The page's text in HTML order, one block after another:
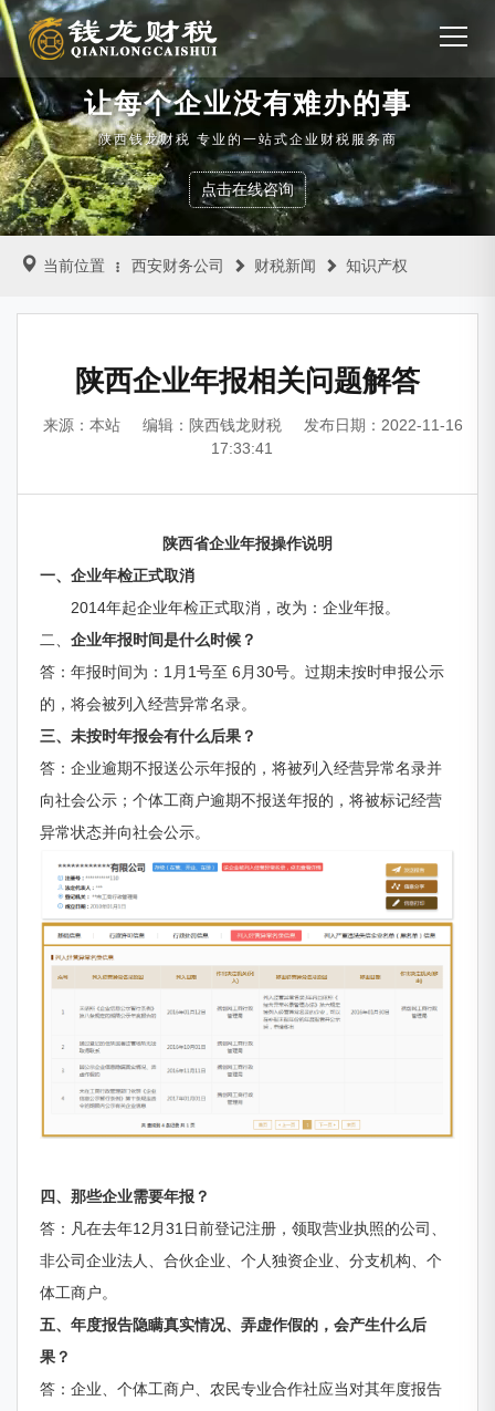
让每个企业没有难办的事
陕西钱龙财税 专业的一站式企业财税服务商
点击在线咨询
当前位置 西安财务公司 财税新闻 知识产权
陕西企业年报相关问题解答
来源：本站 编辑：陕西钱龙财税
发布日期：2022-11-16
17:33:41
陕西省企业年报操作说明
一、企业年检正式取消
2014年起企业年检正式取消，改为：企业年报。
二、 企业年报时间是什么时候？
答：年报时间为：1月1号至 6月30号。过期未按时申报公示
的，将会被列入经营异常名录。
三、未按时年报会有什么后果？
答：企业逾期不报送公示年报的，将被列入经营异常名录并
向社会公示；个体工商户逾期不报送年报的，将被标记经营
异常状态并向社会公示。
四、那些企业需要年报？
答：凡在去年12月31日前登记注册，领取营业执照的公司、
非公司企业法人、合伙企业、个人独资企业、分支机构、个
体工商户。
五、年度报告隐瞒真实情况、弄虚作假的，会产生什么后
果？
答：企业、个体工商户、农民专业合作社应当对其年度报告